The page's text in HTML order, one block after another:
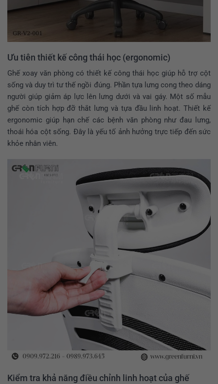
Ưu tiên thiết kế công thái học (ergonomic)
Ghế xoay văn phòng có thiết kế công thái học giúp hỗ trợ cột
sống và duy trì tư thế ngồi đúng. Phần tựa lưng cong theo dáng
người giúp giảm áp lực lên lưng dưới và vai gáy. Một số mẫu
ghế còn tích hợp đỡ thắt lưng và tựa đầu linh hoạt. Thiết kế
ergonomic giúp hạn chế các bệnh văn phòng như đau lưng,
thoái hóa cột sống. Đây là yếu tố ảnh hưởng trực tiếp đến sức
khỏe nhân viên.
Kiểm tra khả năng điều chỉnh linh hoạt của ghế